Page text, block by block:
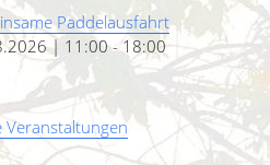
Paddelausfahrt
| 11:00 - 18:00
Veranstaltungen